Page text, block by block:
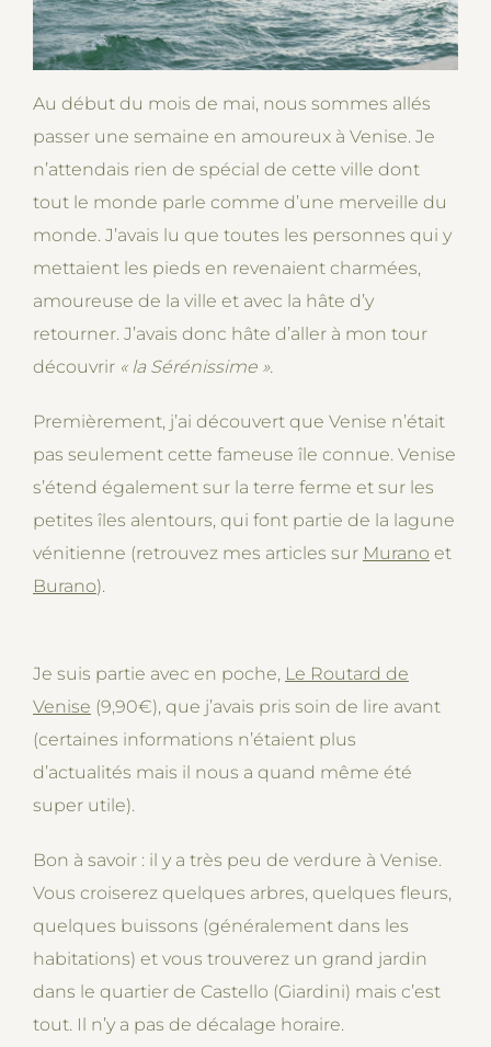
Au début du mois de mai, nous sommes allés
passer une semaine en amoureux à Venise. Je
n’attendais rien de spécial de cette ville dont
tout le monde parle comme d’une merveille du
monde. J’avais lu que toutes les personnes qui y
mettaient les pieds en revenaient charmées,
amoureuse de la ville et avec la hâte d’y
retourner. J’avais donc hâte d’aller à mon tour
découvrir « la Sérénissime ».
Premièrement, j’ai découvert que Venise n’était
pas seulement cette fameuse île connue. Venise
s’étend également sur la terre ferme et sur les
petites îles alentours, qui font partie de la lagune
vénitienne (retrouvez mes articles sur Murano et
Burano).
Je suis partie avec en poche, Le Routard de
Venise (9,90€), que j’avais pris soin de lire avant
(certaines informations n’étaient plus
d’actualités mais il nous a quand même été
super utile).
Bon à savoir : il y a très peu de verdure à Venise.
Vous croiserez quelques arbres, quelques fleurs,
quelques buissons (généralement dans les
habitations) et vous trouverez un grand jardin
dans le quartier de Castello (Giardini) mais c’est
tout. Il n’y a pas de décalage horaire.